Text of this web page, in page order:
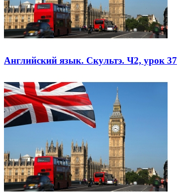
Английский язык. Скультэ. Ч2, урок 37